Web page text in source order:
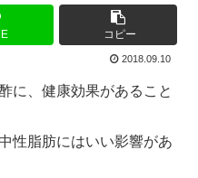
コピー
2018.09.10
に、健康効果があること
性脂肪にはいい影響があ